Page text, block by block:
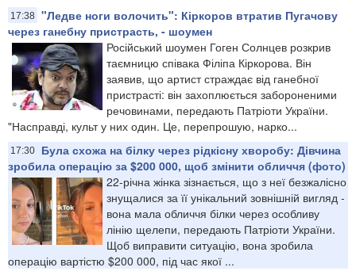
17:38 "Ледве ноги волочить": Кіркоров втратив Пугачову
через ганебну пристрасть, - шоумен
Російський шоумен Гоген Солнцев розкрив
таємницю співака Філіпа Кіркорова. Він
заявив, що артист страждає від ганебної
пристрасті: він захоплюється забороненими
речовинами, передають Патріоти України.
"Насправді, культ у них один. Це, перепрошую, нарко...
17:30
Була схожа на білку через рідкісну хворобу: Дівчина
зробила операцію за $200 000, щоб змінити обличчя (фото)
22-річна жінка зізнається, що з неї безжалісно
знущалися за її унікальний зовнішній вигляд -
вона мала обличчя білки через особливу
лінію щелепи, передають Патріоти України.
Щоб виправити ситуацію, вона зробила
операцію вартістю $200 000, під час якої ...